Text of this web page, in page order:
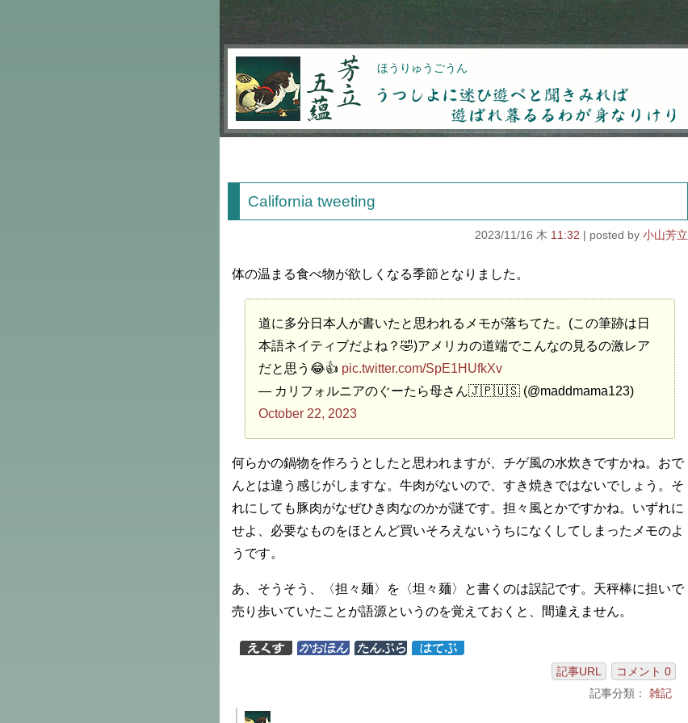
芳立五蘊 ほうりゅうごうん
うつしよに迷ひ遊べと聞きみれば遊ばれ暮るるわが
California tweeting
2023/11/16 木 11:32 小山芳立
体の温まる食べ物が欲しくなる季節となりました。
道に多分日本人が書いたと思われるメモが落ちてた。(この筆跡は日
本語ネイティブだよね？🤣)アメリカの道端でこんなの見るの激レア
だと思う😂👍 pic.twitter.com/SpE1HUfkXv
— カリフォルニアのぐーたら母さん🇯🇵🇺🇸 (@maddmama123)
October 22, 2023
何らかの鍋物を作ろうとしたと思われますが、チゲ風の水炊きですかね。おで
んとは違う感じがしますな。牛肉がないので、すき焼きではないでしょう。そ
れにしても豚肉がなぜひき肉なのかが謎です。担々風とかですかね。いずれに
せよ、必要なものをほとんど買いそろえないうちになくしてしまったメモのよ
うです。
あ、そうそう、〈担々麺〉を〈坦々麺〉と書くのは誤記です。天秤棒に担いで
売り歩いていたことが語源というのを覚えておくと、間違えません。
記事URL
コメント 0
記事分類： 雑記